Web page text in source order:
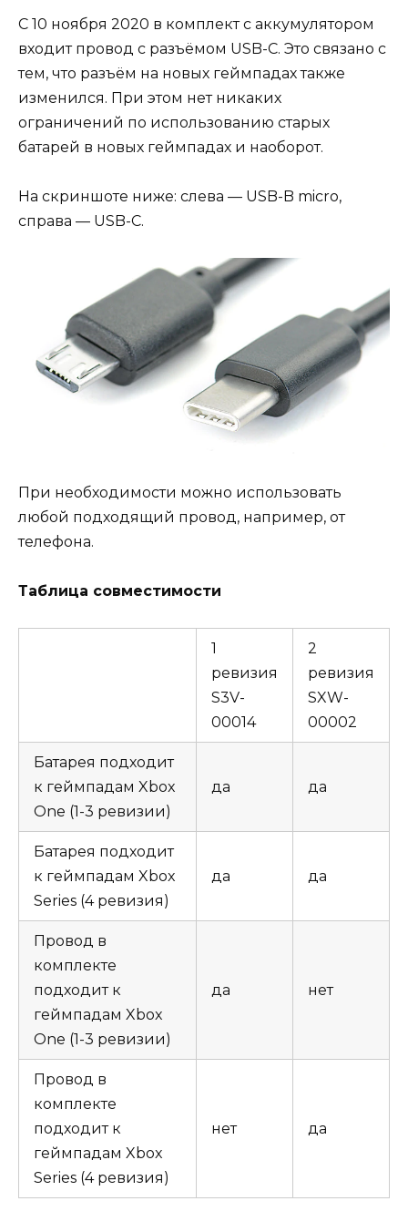
С 10 ноября 2020 в комплект с аккумулятором
входит провод с разъёмом USB-C. Это связано с
тем, что разъём на новых геймпадах также
изменился. При этом нет никаких
ограничений по использованию старых
батарей в новых геймпадах и наоборот.
На скриншоте ниже: слева — USB-B micro,
справа — USB-C.
При необходимости можно использовать
любой подходящий провод, например, от
телефона.
Таблица совместимости
1
ревизия
S3V-
00014
2
ревизия
SXW-
00002
Батарея подходит
к геймпадам Xbox
One (1-3 ревизии)
да да
Батарея подходит
к геймпадам Xbox
Series (4 ревизия)
да да
Провод в
комплекте
подходит к
геймпадам Xbox
One (1-3 ревизии)
да нет
Провод в
комплекте
подходит к
геймпадам Xbox
Series (4 ревизия)
нет да